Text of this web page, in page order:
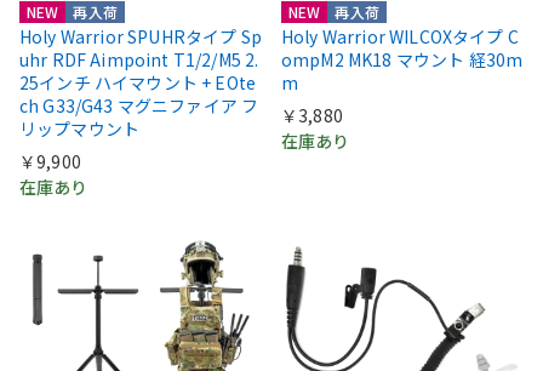
NEW 再入荷
Holy Warrior SPUHRタイプ Sp
uhr RDF Aimpoint T1/2/M5 2.
25インチ ハイマウント + EOte
ch G33/G43 マグニファイア フ
リップマウント
￥9,900
在庫あり
NEW 再入荷
Holy Warrior WILCOXタイプ C
ompM2 MK18 マウント 経30m
m
￥3,880
在庫あり